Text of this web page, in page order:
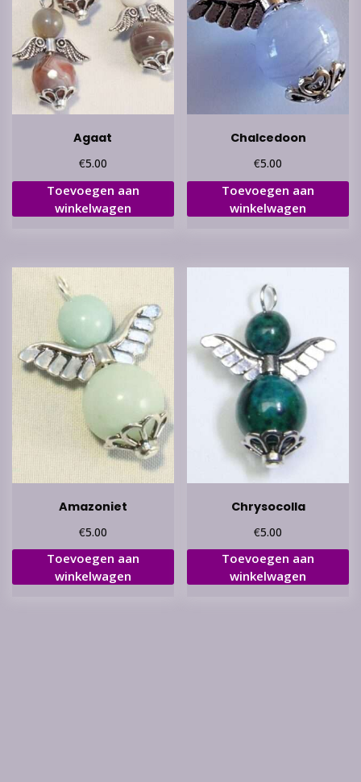
Agaat
€5.00
Toevoegen aan
winkelwagen
Chalcedoon
€5.00
Toevoegen aan
winkelwagen
Amazoniet
€5.00
Toevoegen aan
winkelwagen
Chrysocolla
€5.00
Toevoegen aan
winkelwagen